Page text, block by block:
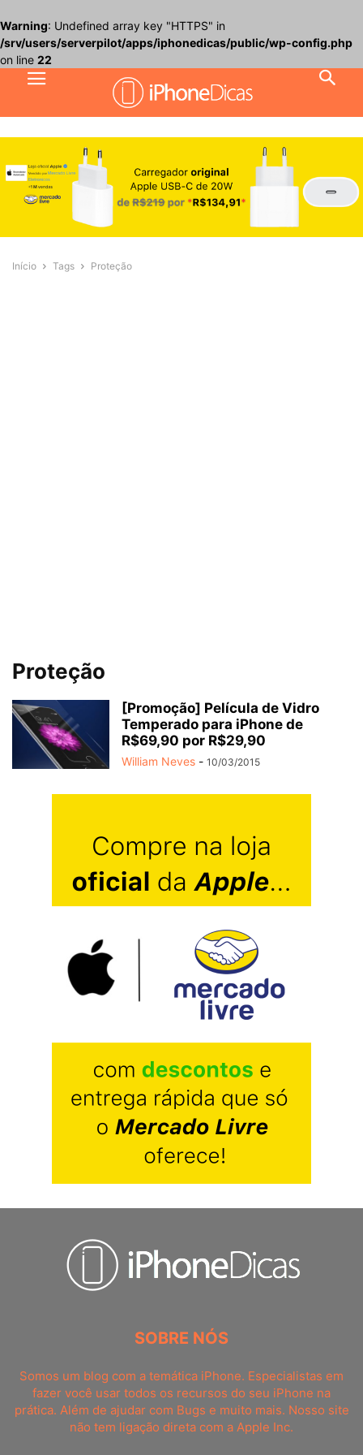
Warning: Undefined array key "HTTPS" in
/srv/users/serverpilot/apps/iphonedicas/public/wp-config.php
on line 22
Início Tags Proteção
Proteção
[Promoção] Película de Vidro
Temperado para iPhone de
R$69,90 por R$29,90
William Neves - 10/03/2015
SOBRE NÓS
Somos um blog com a temática iPhone. Especialistas em
fazer você usar todos os recursos do seu iPhone na
prática. Além de ajudar com Bugs e muito mais. Nosso site
não tem ligação direta com a Apple Inc.